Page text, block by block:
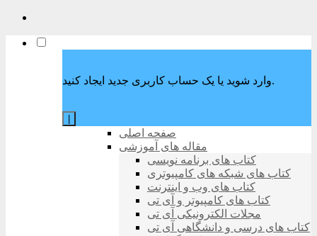
وارد شوید یا یک حساب کاربری جدید ایجاد کنید.
صفحه اصلی
مقاله های آموزشی
کتاب های برنامه نویسی
کتاب های شبکه های کامپیوتری
کتاب های وب و اینترنت
کتاب های کامپیوتر و آی تی
مجلات الکترونیکی آی تی
کتاب های درسی و دانشگاهی آی تی